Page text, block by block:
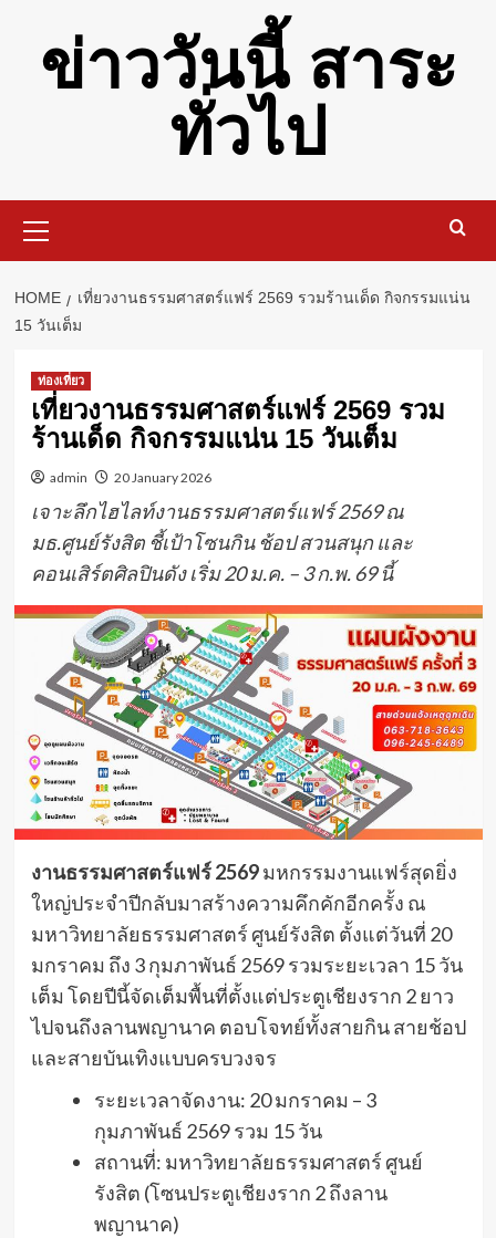
contentข่าววันนี้ สาระ
ทั่วไป
Menu
HOME
เที่ยวงานธรรมศาสตร์แฟร์ 2569 รวมร้านเด็ด กิจกรรมแน่น
15 วันเต็ม
ท่องเที่ยว
เที่ยวงานธรรมศาสตร์แฟร์ 2569 รวม
ร้านเด็ด กิจกรรมแน่น 15 วันเต็ม
admin 20 January 2026
เจาะลึกไฮไลท์งานธรรมศาสตร์แฟร์ 2569 ณ
มธ.ศูนย์รังสิต ชี้เป้าโซนกิน ช้อป สวนสนุก และ
คอนเสิร์ตศิลปินดัง เริ่ม 20 ม.ค. – 3 ก.พ. 69 นี้
งานธรรมศาสตร์แฟร์ 2569มหกรรมงานแฟร์สุดยิ่ง
ใหญ่ประจำปีกลับมาสร้างความคึกคักอีกครั้ง ณ
มหาวิทยาลัยธรรมศาสตร์ ศูนย์รังสิต ตั้งแต่วันที่ 20
มกราคม ถึง 3 กุมภาพันธ์ 2569 รวมระยะเวลา 15 วัน
เต็ม โดยปีนี้จัดเต็มพื้นที่ตั้งแต่ประตูเชียงราก 2 ยาว
ไปจนถึงลานพญานาค ตอบโจทย์ทั้งสายกิน สายช้อป
และสายบันเทิงแบบครบวงจร
ระยะเวลาจัดงาน: 20 มกราคม – 3
กุมภาพันธ์ 2569 รวม 15 วัน
สถานที่: มหาวิทยาลัยธรรมศาสตร์ ศูนย์
รังสิต (โซนประตูเชียงราก 2 ถึงลาน
พญานาค)